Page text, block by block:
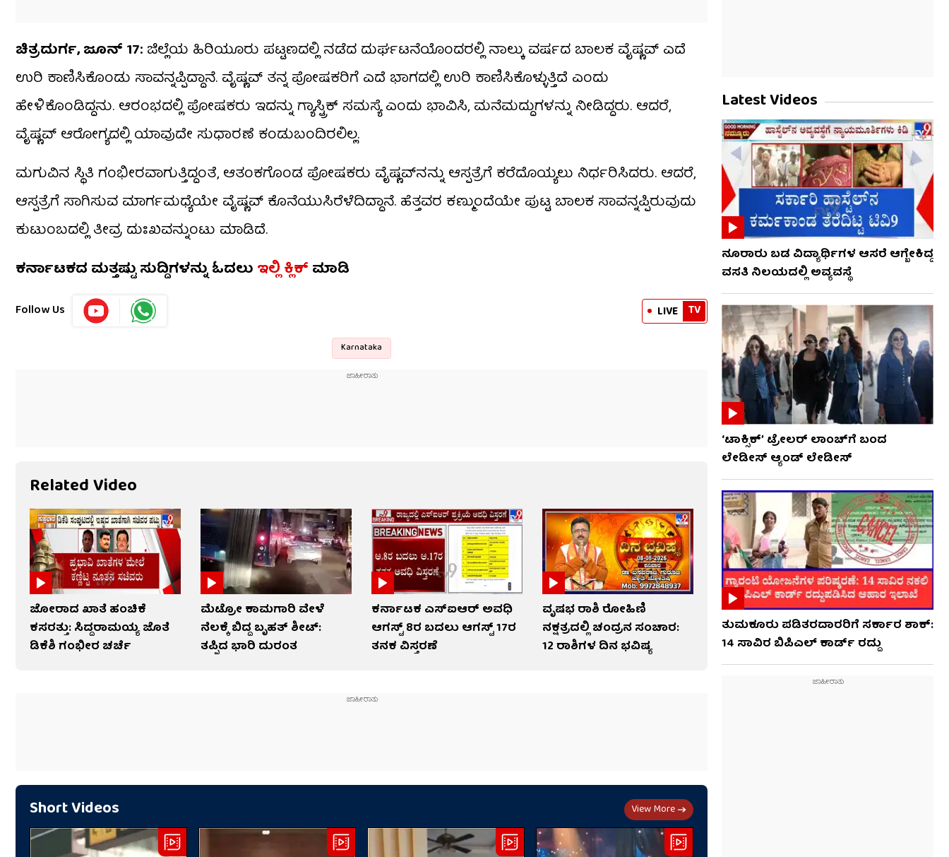
ಚಿತ್ರದುರ್ಗ, ಜೂನ್ 17: ಜಿಲ್ಲೆಯ ಹಿರಿಯೂರು ಪಟ್ಟಣದಲ್ಲಿ ನಡೆದ ದುರ್ಘಟನೆಯೊಂದರಲ್ಲಿ ನಾಲ್ಕು ವರ್ಷದ ಬಾಲಕ ವೈಷ್ಣವ್ ಎದೆ
ಉರಿ ಕಾಣಿಸಿಕೊಂಡು ಸಾವನ್ನಪ್ಪಿದ್ದಾನೆ. ವೈಷ್ಣವ್ ತನ್ನ ಪೋಷಕರಿಗೆ ಎದೆ ಭಾಗದಲ್ಲಿ ಉರಿ ಕಾಣಿಸಿಕೊಳ್ಳುತ್ತಿದೆ ಎಂದು
ಹೇಳಿಕೊಂಡಿದ್ದನು. ಆರಂಭದಲ್ಲಿ ಪೋಷಕರು ಇದನ್ನು ಗ್ಯಾಸ್ಟ್ರಿಕ್ ಸಮಸ್ಯೆ ಎಂದು ಭಾವಿಸಿ, ಮನೆಮದ್ದುಗಳನ್ನು ನೀಡಿದ್ದರು. ಆದರೆ,
ವೈಷ್ಣವ್ ಆರೋಗ್ಯದಲ್ಲಿ ಯಾವುದೇ ಸುಧಾರಣೆ ಕಂಡುಬಂದಿರಲಿಲ್ಲ.
ಮಗುವಿನ ಸ್ಥಿತಿ ಗಂಭೀರವಾಗುತ್ತಿದ್ದಂತೆ, ಆತಂಕಗೊಂಡ ಪೋಷಕರು ವೈಷ್ಣವ್‌ನನ್ನು ಆಸ್ಪತ್ರೆಗೆ ಕರೆದೊಯ್ಯಲು ನಿರ್ಧರಿಸಿದರು. ಆದರೆ,
ಆಸ್ಪತ್ರೆಗೆ ಸಾಗಿಸುವ ಮಾರ್ಗಮಧ್ಯೆಯೇ ವೈಷ್ಣವ್ ಕೊನೆಯುಸಿರೆಳೆದಿದ್ದಾನೆ. ಹೆತ್ತವರ ಕಣ್ಮುಂದೆಯೇ ಪುಟ್ಟ ಬಾಲಕ ಸಾವನ್ನಪ್ಪಿರುವುದು
ಕುಟುಂಬದಲ್ಲಿ ತೀವ್ರ ದುಃಖವನ್ನುಂಟು ಮಾಡಿದೆ.
ಕರ್ನಾಟಕದ ಮತ್ತಷ್ಟು ಸುದ್ದಿಗಳನ್ನು ಓದಲು ಇಲ್ಲಿ ಕ್ಲಿಕ್ ಮಾಡಿ
Follow Us LIVE TV
Karnataka
Related Video
ಜೋರಾದ ಖಾತೆ ಹಂಚಿಕೆ
ಕಸರತ್ತು: ಸಿದ್ದರಾಮಯ್ಯ ಜೊತೆ
ಡಿಕೆಶಿ ಗಂಭೀರ ಚರ್ಚೆ
ಮೆಟ್ರೋ ಕಾಮಗಾರಿ ವೇಳೆ
ನೆಲಕ್ಕೆ ಬಿದ್ದ ಬೃಹತ್ ಶೀಟ್:
ತಪ್ಪಿದ ಭಾರಿ ದುರಂತ
ಕರ್ನಾಟಕ ಎಸ್‌ಐಆರ್ ಅವಧಿ
ಆಗಸ್ಟ್ 8ರ ಬದಲು ಆಗಸ್ಟ್ 17ರ
ತನಕ ವಿಸ್ತರಣೆ
ವೃಷಭ ರಾಶಿ ರೋಹಿಣಿ
ನಕ್ಷತ್ರದಲ್ಲಿ ಚಂದ್ರನ ಸಂಚಾರ:
12 ರಾಶಿಗಳ ದಿನ ಭವಿಷ್ಯ
Short Videos View More
Latest Videos
ನೂರಾರು ಬಡ ವಿದ್ಯಾರ್ಥಿಗಳ ಆಸರೆ ಆಗ್ಬೇಕಿದ್ದ
ವಸತಿ ನಿಲಯದಲ್ಲಿ ಅವ್ಯವಸ್ಥೆ
‘ಟಾಕ್ಸಿಕ್’ ಟ್ರೇಲರ್ ಲಾಂಚ್​ಗೆ ಬಂದ
ಲೇಡೀಸ್ ಆ್ಯಂಡ್ ಲೇಡೀಸ್
ತುಮಕೂರು ಪಡಿತರದಾರರಿಗೆ ಸರ್ಕಾರ ಶಾಕ್:
14 ಸಾವಿರ ಬಿಪಿಎಲ್ ಕಾರ್ಡ್ ರದ್ದು